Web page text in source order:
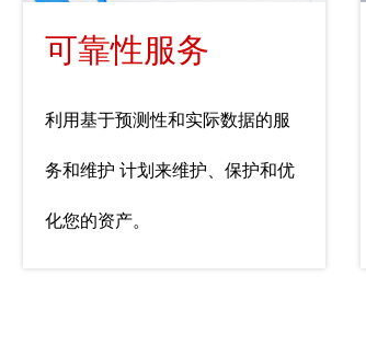
可靠性服务
利用基于预测性和实际数据的服
务和维护 计划来维护、保护和优
化您的资产。